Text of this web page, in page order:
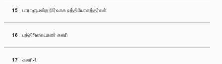
15 பாராளுமன்ற நிர்வாக உத்தியோகத்தர்கள்
16 பத்திரிகையாளர் கலரி
17 கலரி-1